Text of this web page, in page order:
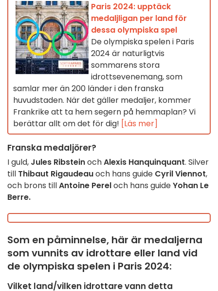
Paris 2024: upptäck
medaljligan per land för
dessa olympiska spel
De olympiska spelen i Paris
2024 är naturligtvis
sommarens stora
idrottsevenemang, som
samlar mer än 200 länder i den franska
huvudstaden. När det gäller medaljer, kommer
Frankrike att ta hem segern på hemmaplan? Vi
berättar allt om det för dig! [Läs mer]
Franska medaljörer?
I guld, Jules RibsteinochAlexis Hanquinquant. Silver
till Thibaut Rigaudeauoch hans guide Cyril Viennot,
och brons tillAntoine Pereloch hans guideYohan Le
Berre.
Som en påminnelse, här är medaljerna
som vunnits av idrottare eller land vid
de olympiska spelen i Paris 2024:
Vilket land/vilken idrottare vann detta